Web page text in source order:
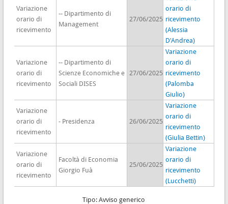
Variazione
orario di
ricevimento
-- Dipartimento di
Management
27/06/2025
orario di
ricevimento
(Alessia
D'Andrea)
Variazione
orario di
ricevimento
-- Dipartimento di
Scienze Economiche e
Sociali DISES
27/06/2025
Variazione
orario di
ricevimento
(Palomba
Giulio)
Variazione
orario di
ricevimento
- Presidenza 26/06/2025
Variazione
orario di
ricevimento
(Giulia Bettin)
Variazione
orario di
ricevimento
Facoltà di Economia
Giorgio Fuà
25/06/2025
Variazione
orario di
ricevimento
(Lucchetti)
Tipo: Avviso generico